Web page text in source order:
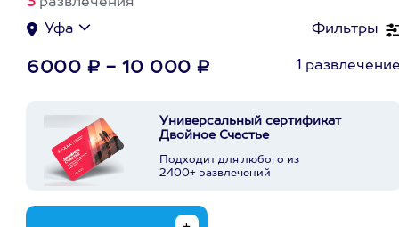
Фильтры
Уфа
6000 ₽ - 10 000 ₽ 1
Универсальный сертификат
Двойное Счастье
Подходит для любого из
2400+ развлечений